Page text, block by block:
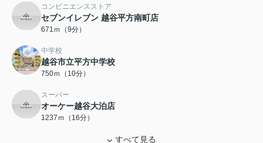
コンビニエンスストア
セブンイレブン 越谷平方南町店
671ｍ（9分）
中学校
越谷市立平方中学校
750ｍ（10分）
スーパー
オーケー越谷大泊店
1237ｍ（16分）
すべて見る